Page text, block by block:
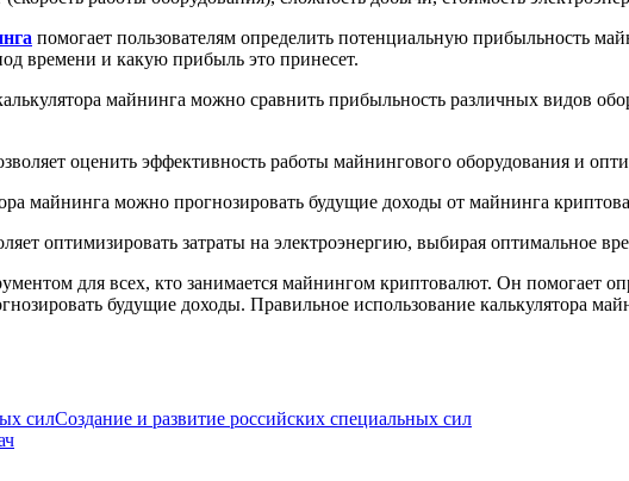
помогает пользователям определить потенциальную прибыльность
времени и какую прибыль это принесет.
майнинга можно сравнить прибыльность различных видов
оценить эффективность работы майнингового оборудования и
майнинга можно прогнозировать будущие доходы от майнинга
оптимизировать затраты на электроэнергию, выбирая оптимальное
для всех, кто занимается майнингом криптовалют. Он помогает
будущие доходы. Правильное использование калькулятора
Создание и развитие российских специальных сил